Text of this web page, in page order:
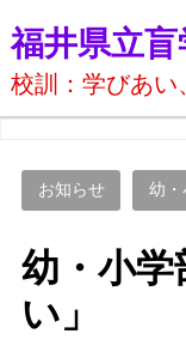
福井県立
校訓：学びあい
お知らせ 幼・
幼・小
い」